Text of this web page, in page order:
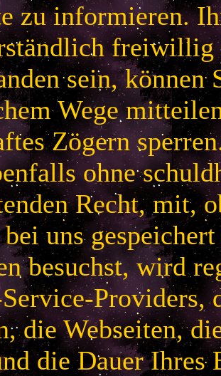
zu informieren.
sein, können
Wege
Zögern
ohne
Recht, mit,
uns
besuchst, wird
Providers,
die Webseiten,
die Dauer Ihres